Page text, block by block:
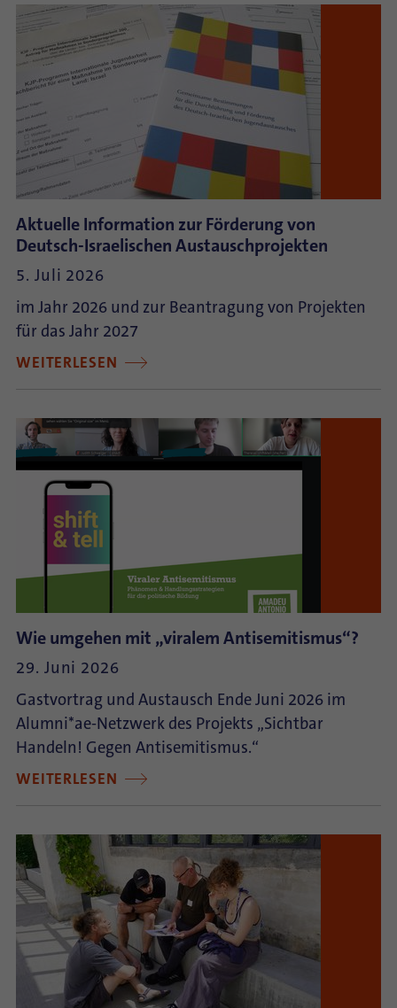
Aktuelle Information zur Förderung von
Deutsch-Israelischen Austauschprojekten
5. Juli 2026
im Jahr 2026 und zur Beantragung von Projekten
für das Jahr 2027
WEITERLESEN
Wie umgehen mit „viralem Antisemitismus“?
29. Juni 2026
Gastvortrag und Austausch Ende Juni 2026 im
Alumni*ae-Netzwerk des Projekts „Sichtbar
Handeln! Gegen Antisemitismus.“
WEITERLESEN